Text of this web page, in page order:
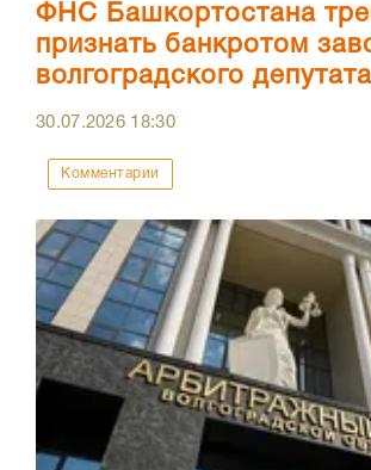
ФНС Башкортостана
признать банкротом
волгоградского депутата
30.07.2026 18:30
Комментарии